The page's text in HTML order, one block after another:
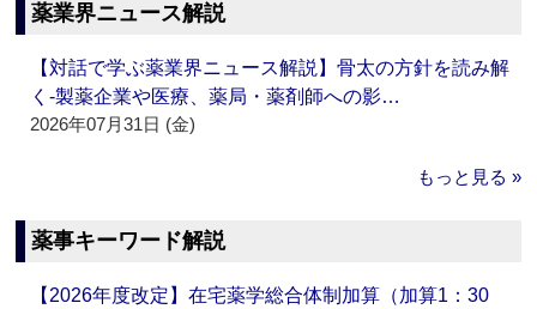
薬業界ニュース解説
【対話で学ぶ薬業界ニュース解説】骨太の方針を読み解
く‐製薬企業や医療、薬局・薬剤師への影…
2026年07月31日 (金)
もっと見る »
薬事キーワード解説
【2026年度改定】在宅薬学総合体制加算（加算1：30